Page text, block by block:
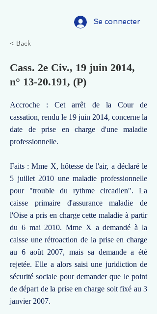
Se connecter
< Back
Cass. 2e Civ., 19 juin 2014,
n° 13-20.191, (P)
Accroche : Cet arrêt de la Cour de
cassation, rendu le 19 juin 2014, concerne la
date de prise en charge d'une maladie
professionnelle.
Faits : Mme X, hôtesse de l'air, a déclaré le
5 juillet 2010 une maladie professionnelle
pour "trouble du rythme circadien". La
caisse primaire d'assurance maladie de
l'Oise a pris en charge cette maladie à partir
du 6 mai 2010. Mme X a demandé à la
caisse une rétroaction de la prise en charge
au 6 août 2007, mais sa demande a été
rejetée. Elle a alors saisi une juridiction de
sécurité sociale pour demander que le point
de départ de la prise en charge soit fixé au 3
janvier 2007.